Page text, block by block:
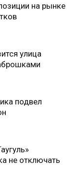
на рынке
улица
подвел
не отключать